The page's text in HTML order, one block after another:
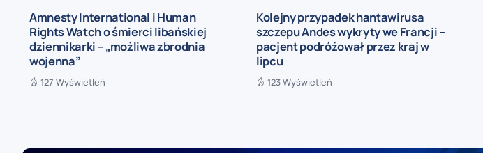
Amnesty International i Human
Rights Watch o śmierci libańskiej
dziennikarki – „możliwa zbrodnia
wojenna”
127 Wyświetleń
Kolejny przypadek hantawirusa
szczepu Andes wykryty we Francji –
pacjent podróżował przez kraj w
lipcu
123 Wyświetleń